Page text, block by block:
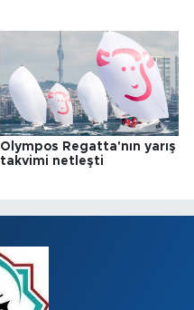
Olympos Regatta'nın yarış
takvimi netleşti